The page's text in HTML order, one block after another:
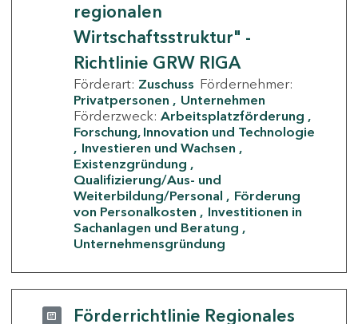
regionalen
Wirtschaftsstruktur" -
Richtlinie GRW RIGA
Förderart: Zuschuss Fördernehmer:
Privatpersonen
Unternehmen
Förderzweck: Arbeitsplatzförderung
Forschung, Innovation und Technologie
Investieren und Wachsen
Existenzgründung
Qualifizierung/Aus- und
Weiterbildung/Personal
Förderung
von Personalkosten
Investitionen in
Sachanlagen und Beratung
Unternehmensgründung
Förderrichtlinie Regionales